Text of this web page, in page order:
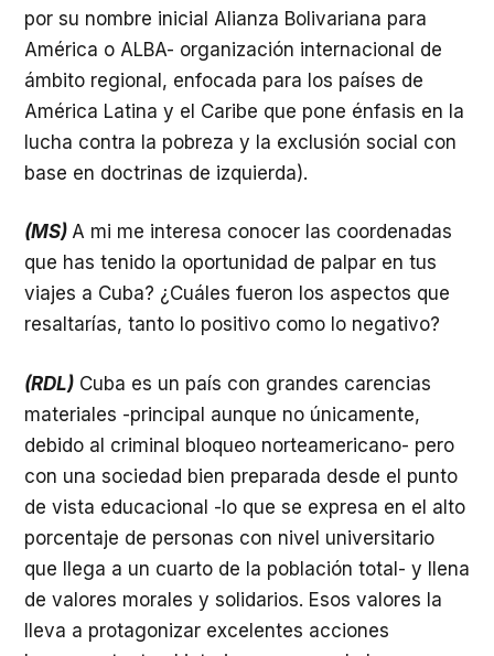
por su nombre inicial Alianza Bolivariana para
América o ALBA- organización internacional de
ámbito regional, enfocada para los países de
América Latina y el Caribe que pone énfasis en la
lucha contra la pobreza y la exclusión social con
base en doctrinas de izquierda).
(MS) A mi me interesa conocer las coordenadas
que has tenido la oportunidad de palpar en tus
viajes a Cuba? ¿Cuáles fueron los aspectos que
resaltarías, tanto lo positivo como lo negativo?
(RDL) Cuba es un país con grandes carencias
materiales -principal aunque no únicamente,
debido al criminal bloqueo norteamericano- pero
con una sociedad bien preparada desde el punto
de vista educacional -lo que se expresa en el alto
porcentaje de personas con nivel universitario
que llega a un cuarto de la población total- y llena
de valores morales y solidarios. Esos valores la
lleva a protagonizar excelentes acciones